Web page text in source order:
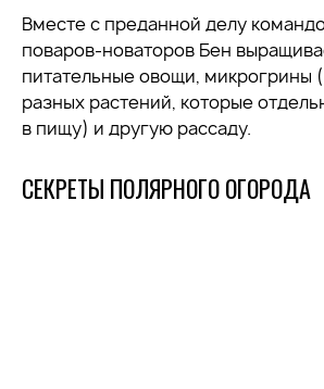
Вместе с преданной делу
поваров-новаторов Бен
питательные овощи, микрогрины
разных растений, которые
в пищу) и другую рассаду.
СЕКРЕТЫ ПОЛЯРНОГО ОГОРОДА